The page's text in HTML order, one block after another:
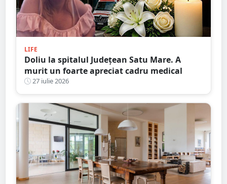
LIFE
Doliu la spitalul Județean Satu Mare. A
murit un foarte apreciat cadru medical
27 iulie 2026